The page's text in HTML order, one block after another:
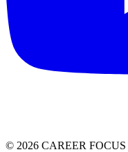
© 2026 CAREER FOCUS